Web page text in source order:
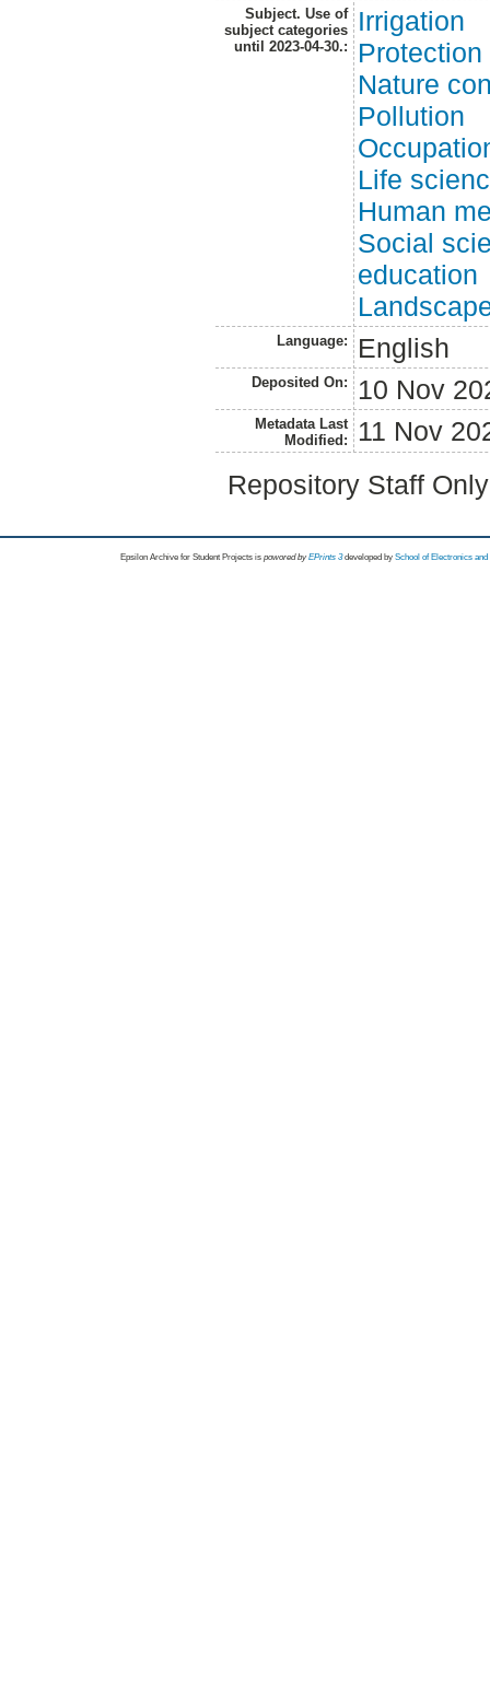
Subject. Use of
subject categories
until 2023-04-30.:
Irrigation
Nature
Pollution
Life
Human
Social
education
Language: English
Deposited On: 10 Nov
Metadata Last
Modified:
11 Nov
Repository Staff
Epsilon Archive for Student Projects is powored byEPrints 3 developed by School of Electronics